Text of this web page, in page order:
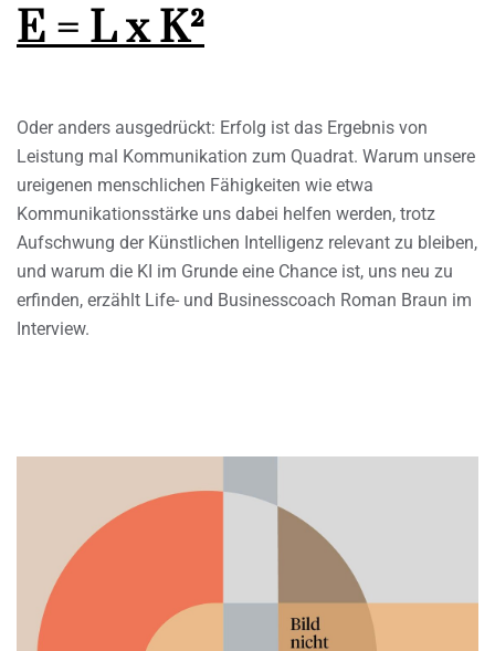
E = L x K²
Oder anders ausgedrückt: Erfolg ist das Ergebnis von
Leistung mal Kommunikation zum Quadrat. Warum unsere
ureigenen menschlichen Fähigkeiten wie etwa
Kommunikationsstärke uns dabei helfen werden, trotz
Aufschwung der Künstlichen Intelligenz relevant zu bleiben,
und warum die KI im Grunde eine Chance ist, uns neu zu
erfinden, erzählt Life- und Businesscoach Roman Braun im
Interview.